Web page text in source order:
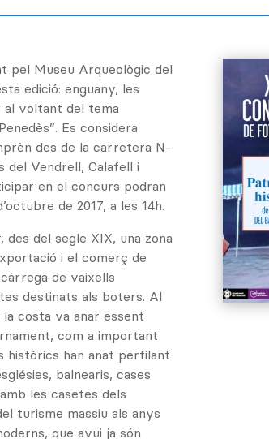
pel Museu Arqueològic del
edició: enguany, les
al voltant del tema
Es considera
des de la carretera N-
del Vendrell, Calafell i
en el concurs podran
de 2017, a les 14h.
des del segle XIX, una zona
i el comerç de
de vaixells
destinats als boters. Al
costa va anar essent
com a important
han anat perfilant
balnearis, cases
les casetes dels
turisme massiu als anys
que avui ja són